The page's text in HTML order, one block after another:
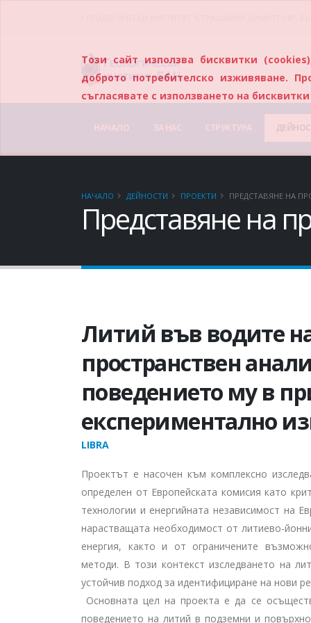
НАЧАЛО ЗА НАС СТРУКТУРА
НАЧАЛО ДЕЙНОСТИ ПРОЕКТИ ПРЕДСТАВЯНЕ НА
Представяне на
Литий във водите
пространствен
поведението му в
експериментално
LIBRA
Проектът е насочен към комплексно
определен от Европейската комисия като
технологии и енергийната независимост на
нарастващата необходимост от литиево-
енергия, както и от ограничените
методи. В този контекст изследването на
устойчив подход за идентифициране на нови
Основната цел на проекта е да се
поведението на литий в подземни и
Този сайт използва бисквитки
доброто потребителско изживяване.
съгласявате с използването на